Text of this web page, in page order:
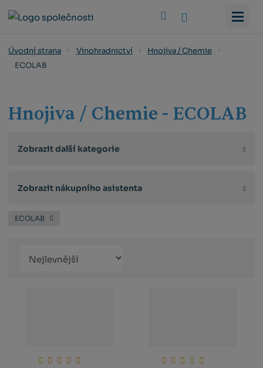
Úvodní strana Vinohradnictví
Hnojiva / Chemie
ECOLAB
Hnojiva / Chemie - ECOLAB
Zobrazit další kategorie
Zobrazit nákupního asistenta
ECOLAB
produktů